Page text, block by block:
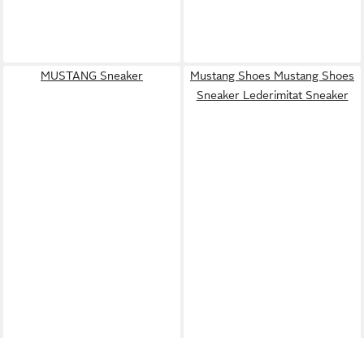
MUSTANG Sneaker
Mustang Shoes Mustang Shoes
Sneaker Lederimitat Sneaker